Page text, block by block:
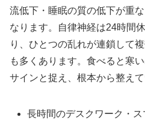
流低下・睡眠の質の低下が重
なります。自律神経は24時間
り、ひとつの乱れが連鎖して
も多くあります。食べると寒
サインと捉え、根本から整え
長時間のデスクワーク・